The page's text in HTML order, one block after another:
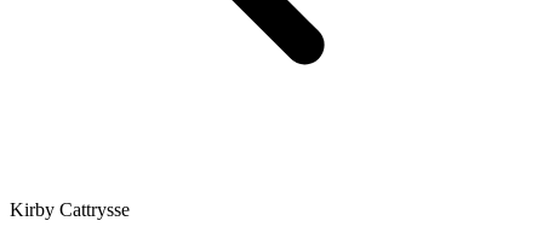
Kirby Cattrysse